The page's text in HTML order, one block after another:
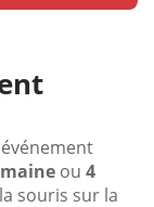
ou 4
souris sur la